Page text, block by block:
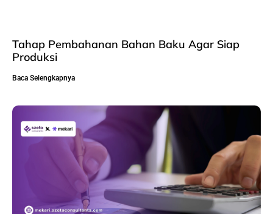
Tahap Pembahanan Bahan Baku Agar Siap
Produksi
Baca Selengkapnya